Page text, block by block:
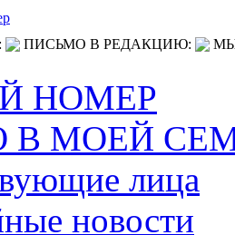
ПИСЬМО В РЕДАКЦИЮ:
НОМЕР
В МОЕЙ
лица
новости